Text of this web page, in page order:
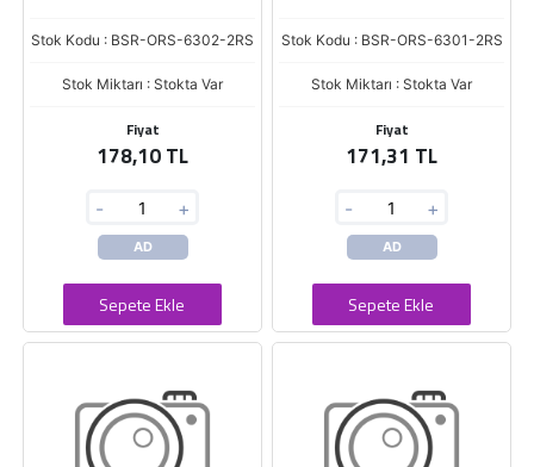
Stok Kodu : BSR-ORS-6302-2RS
Stok Miktarı : Stokta Var
Fiyat
178,10 TL
- +
AD
Sepete Ekle
Stok Kodu : BSR-ORS-6301-2RS
Stok Miktarı : Stokta Var
Fiyat
171,31 TL
- +
AD
Sepete Ekle